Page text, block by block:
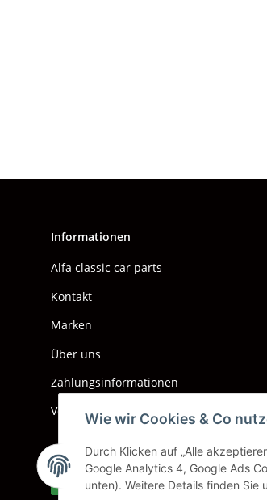
Wie wir Cookies & Co
Durch Klicken auf „Alle
Google Analytics 4, Google Ads
unten). Weitere Details finden Sie
Informationen
Alfa classic car parts
Kontakt
Marken
Über uns
Zahlungsinformationen
Versand & Kosten
Vertrag widerrufen